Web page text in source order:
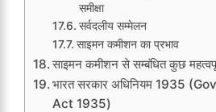
समीक्षा
सर्वदलीय सम्मेलन
साइमन कमीशन का प्रभाव
साइमन कमीशन से सम्बंधित कुछ
भारत सरकार अधिनियम 1935
Act 1935)